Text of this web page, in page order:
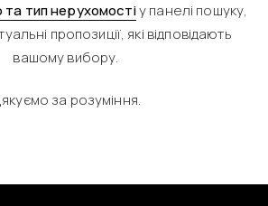
тип нерухомостіу панелі пошуку,
пропозиції, які відповідають
вашому вибору.
за розуміння.